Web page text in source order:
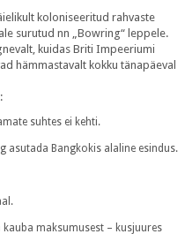
koloniseeritud rahvaste
surutud nn „Bowring“ leppele.
kuidas Briti Impeeriumi
hämmastavalt kokku tänapäeval
suhtes ei kehti.
asutada Bangkokis alaline esindus.
maksumusest – kusjuures